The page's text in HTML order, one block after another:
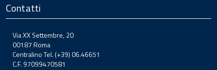
Contatti
Via XX Settembre, 20
00187 Roma
Centralino Tel. (+39) 06.46651
C.F. 97099470581